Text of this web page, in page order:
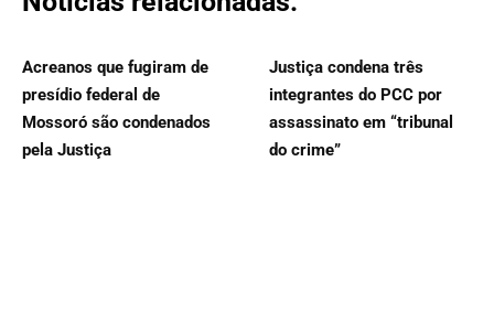
Acreanos que fugiram de
presídio federal de
Mossoró são condenados
pela Justiça
Justiça condena três
integrantes do PCC por
assassinato em “tribunal
do crime”